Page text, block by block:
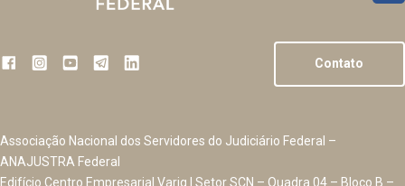
Contato
Associação Nacional dos Servidores do Judiciário Federal –
ANAJUSTRA Federal
Edifício Centro Empresarial Varig | Setor SCN – Quadra 04 – Bloco B –